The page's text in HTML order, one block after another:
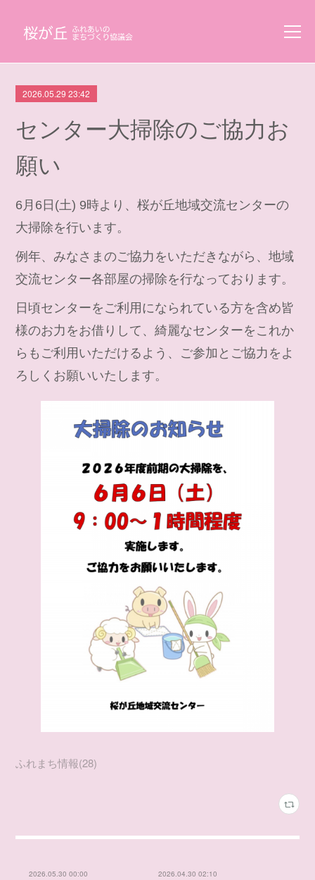
2026.05.29 23:42
センター大掃除のご協力お
願い
6月6日(土) 9時より、桜が丘地域交流センターの
大掃除を行います。
例年、みなさまのご協力をいただきながら、地域
交流センター各部屋の掃除を行なっております。
日頃センターをご利用になられている方を含め皆
様のお力をお借りして、綺麗なセンターをこれか
らもご利用いただけるよう、ご参加とご協力をよ
ろしくお願いいたします。
ふれまち情報(28)
2026.05.30 00:00 2026.04.30 02:10